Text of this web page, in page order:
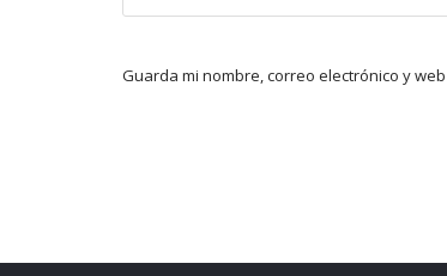
Guarda mi nombre, correo electrónico y